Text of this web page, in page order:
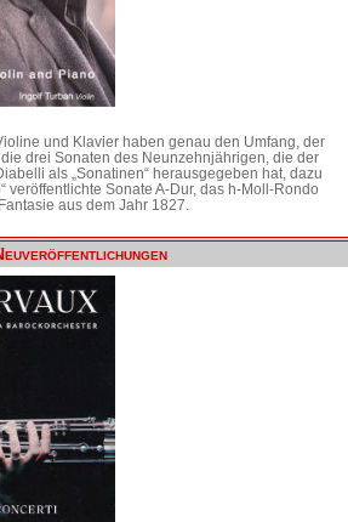
und Klavier haben genau den Umfang, der
drei Sonaten des Neunzehnjährigen, die der
als „Sonatinen“ herausgegeben hat, dazu
veröffentlichte Sonate A-Dur, das h-Moll-Rondo
aus dem Jahr 1827.